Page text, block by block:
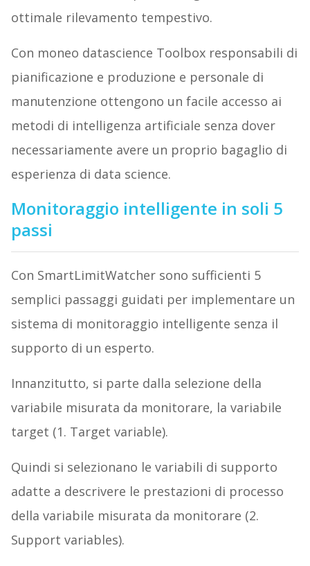
ottimale rilevamento tempestivo.
Con moneo datascience Toolbox responsabili di
pianificazione e produzione e personale di
manutenzione ottengono un facile accesso ai
metodi di intelligenza artificiale senza dover
necessariamente avere un proprio bagaglio di
esperienza di data science.
Monitoraggio intelligente in soli 5
passi
Con SmartLimitWatcher sono sufficienti 5
semplici passaggi guidati per implementare un
sistema di monitoraggio intelligente senza il
supporto di un esperto.
Innanzitutto, si parte dalla selezione della
variabile misurata da monitorare, la variabile
target (1. Target variable).
Quindi si selezionano le variabili di supporto
adatte a descrivere le prestazioni di processo
della variabile misurata da monitorare (2.
Support variables).